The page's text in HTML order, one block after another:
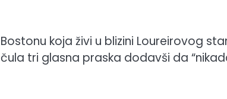
koja živi u blizini Loureirovog
tri glasna praska dodavši da